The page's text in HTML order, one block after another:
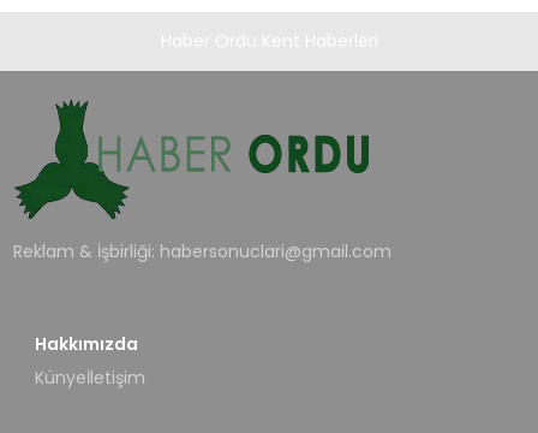
Reklam & İşbirliği: habersonuclari@gmail.com
Hakkımızda
Künyeİletişim